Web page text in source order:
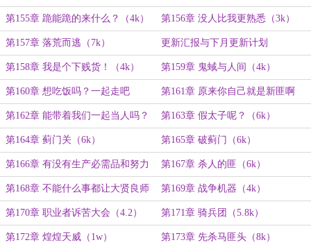
（4.6k）
第155章 跪能跪的来什么？（4k） 第156章 没人比我更熟悉（3k）
第157章 落荒而逃（7k） 更新汇报与下月更新计划
第158章 我是个下贱货！（4k） 第159章 鬼蜮与人间（4k）
第160章 想吃饭吗？一起走吧
（5.2k）
第161章 原来你自己就是新匪啊
（4.8k）
第162章 能带着我们一起当人吗？
（6k）
第163章 假太子呢？（6k）
第164章 蓟门关（6k） 第165章 破蓟门（6k）
第166章 有没有生产必需品和努力
无关(2k)
第167章 杀人的匪（6k）
第168章 不能什么事都让大贤良师
亲自来（6k）
第169章 战争机器（4k）
第170章 职业者诉苦大会（4.2） 第171章 骑兵团（5.8k）
第172章 煌煌天威（1w） 第173章 先杀马匪头（8k）